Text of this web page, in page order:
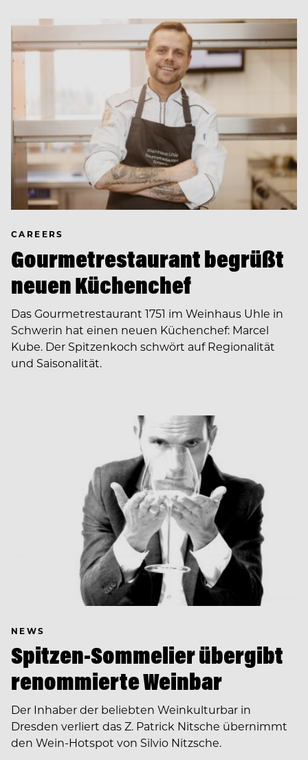
CAREERS
Gourmetrestaurant begrüßt
neuen Küchenchef
Das Gourmetrestaurant 1751 im Weinhaus Uhle in
Schwerin hat einen neuen Küchenchef: Marcel
Kube. Der Spitzenkoch schwört auf Regionalität
und Saisonalität.
NEWS
Spitzen-Sommelier übergibt
renommierte Weinbar
Der Inhaber der beliebten Weinkulturbar in
Dresden verliert das Z. Patrick Nitsche übernimmt
den Wein-Hotspot von Silvio Nitzsche.